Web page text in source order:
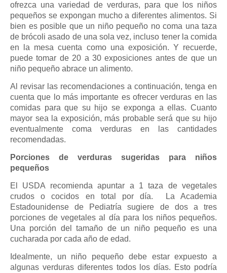
ofrezca una variedad de verduras, para que los niños
pequeños se expongan mucho a diferentes alimentos. Si
bien es posible que un niño pequeño no coma una taza
de brócoli asado de una sola vez, incluso tener la comida
en la mesa cuenta como una exposición. Y recuerde,
puede tomar de 20 a 30 exposiciones antes de que un
niño pequeño abrace un alimento.
Al revisar las recomendaciones a continuación, tenga en
cuenta que lo más importante es ofrecer verduras en las
comidas para que su hijo se exponga a ellas. Cuanto
mayor sea la exposición, más probable será que su hijo
eventualmente coma verduras en las cantidades
recomendadas.
Porciones de verduras sugeridas para niños
pequeños
El USDA recomienda apuntar a 1 taza de vegetales
crudos o cocidos en total por día. La Academia
Estadounidense de Pediatría sugiere de dos a tres
porciones de vegetales al día para los niños pequeños.
Una porción del tamaño de un niño pequeño es una
cucharada por cada año de edad.
Idealmente, un niño pequeño debe estar expuesto a
algunas verduras diferentes todos los días. Esto podría